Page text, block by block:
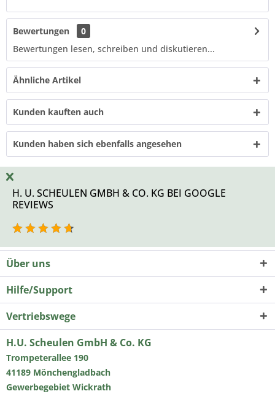
Bewertungen
0
Bewertungen lesen, schreiben und diskutieren...
Ähnliche Artikel
Kunden kauften auch
Kunden haben sich ebenfalls angesehen
H. U. SCHEULEN GMBH & CO. KG BEI GOOGLE
REVIEWS
Über uns
Hilfe/Support
Vertriebswege
H.U. Scheulen GmbH & Co. KG
Trompeterallee 190
41189 Mönchengladbach
Gewerbegebiet Wickrath